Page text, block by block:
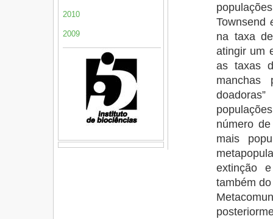
2010
2009
Townsend
na taxa
atingir um
as taxas
manchas
número
mais
extinção
também